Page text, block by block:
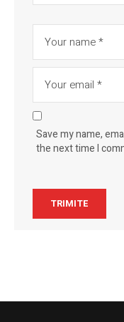
Save my name,
the next time I